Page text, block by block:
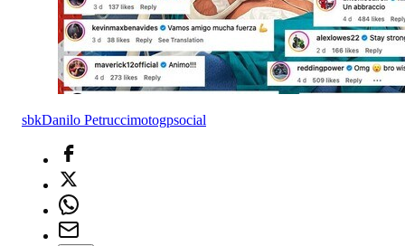
sbkDanilo Petruccimotogpsocial